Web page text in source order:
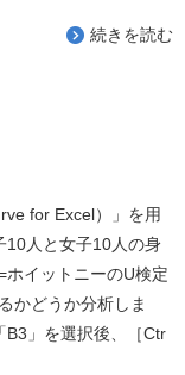
続きを読む
for Excel）」を用
10人と女子10人の身
イットニーのU検定
かどうか分析しま
B3」を選択後、［Ctr